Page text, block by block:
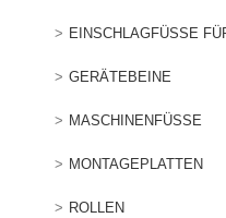
EINSCHLAGFÜSSE
GERÄTEBEINE
MASCHINENFÜSSE
MONTAGEPLATTEN
ROLLEN